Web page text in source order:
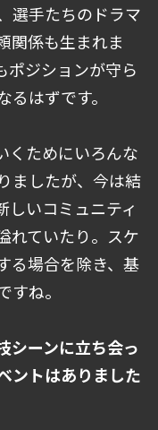
選手たちのドラマ
関係も生まれま
ポジションが守ら
はずです。
くためにいろんな
ましたが、今は結
しいコミュニティ
れていたり。スケ
る場合を除き、基
ね。
シーンに立ち会っ
ントはありました